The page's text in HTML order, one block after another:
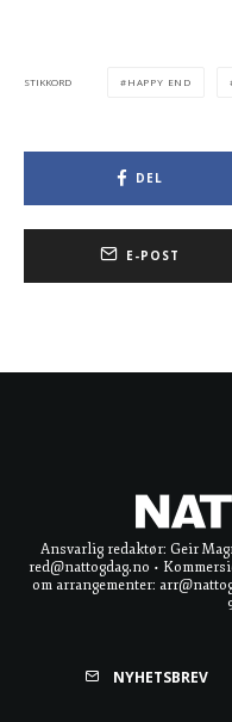
STIKKORD HAPPY END
DEL
E-POST
Ansvarlig redaktør: Geir
red@nattogdag.no •
om arrangementer:
NYHETSBREV